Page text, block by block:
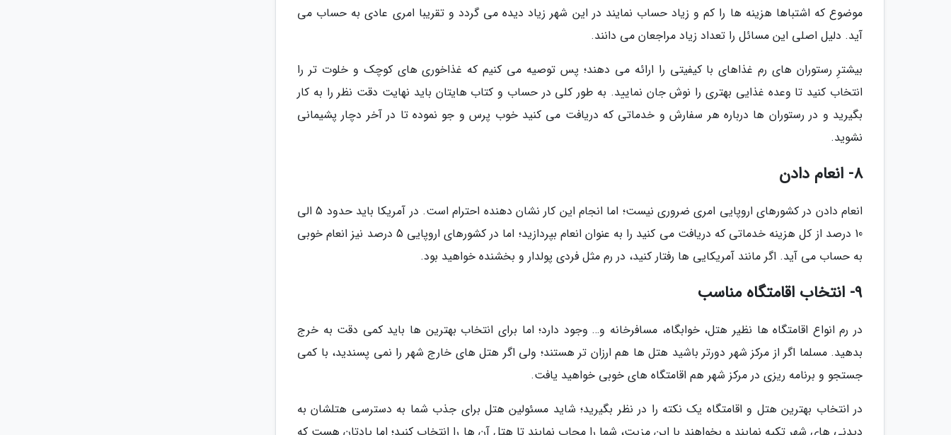
موضوع که اشتباها هزینه ها را کم و زیاد حساب نمایند در این شهر زیاد دیده می گردد و تقریبا امری عادی به حساب می
آید. دلیل اصلی این مسائل را تعداد زیاد مراجعان می دانند.
بیشترِ رستوران های رم غذاهای با کیفیتی را ارائه می دهند؛ پس توصیه می کنیم که غذاخوری های کوچک و خلوت تر را
انتخاب کنید تا وعده غذایی بهتری را نوش جان نمایید. به طور کلی در حساب و کتاب هایتان باید نهایت دقت نظر را به کار
بگیرید و در رستوران ها درباره هر سفارش و خدماتی که دریافت می کنید خوب پرس و جو نموده تا در آخر دچار پشیمانی
نشوید.
8- انعام دادن
انعام دادن در کشورهای اروپایی امری ضروری نیست؛ اما انجام این کار نشان دهنده احترام است. در آمریکا باید حدود 5 الی
10 درصد از کل هزینه خدماتی که دریافت می کنید را به عنوان انعام بپردازید؛ اما در کشورهای اروپایی 5 درصد نیز انعام خوبی
به حساب می آید. اگر مانند آمریکایی ها رفتار کنید، در رم مثل فردی پولدار و بخشنده خواهید بود.
9- انتخاب اقامتگاه مناسب
در رم انواع اقامتگاه ها نظیر هتل، خوابگاه، مسافرخانه و… وجود دارد؛ اما برای انتخاب بهترین ها باید کمی دقت به خرج
بدهید. مسلما اگر از مرکز شهر دورتر باشید هتل ها هم ارزان تر هستند؛ ولی اگر هتل های خارج شهر را نمی پسندید، با کمی
جستجو و برنامه ریزی در مرکز شهر هم اقامتگاه های خوبی خواهید یافت.
در انتخاب بهترین هتل و اقامتگاه یک نکته را در نظر بگیرید؛ شاید مسئولین هتل برای جذب شما به دسترسی هتلشان به